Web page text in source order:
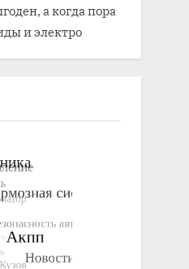
а когда пора
и электро